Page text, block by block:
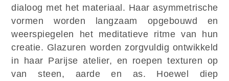
dialoog met het materiaal. Haar asymmetrische
vormen worden langzaam opgebouwd en
weerspiegelen het meditatieve ritme van hun
creatie. Glazuren worden zorgvuldig ontwikkeld
in haar Parijse atelier, en roepen texturen op
van steen, aarde en as. Hoewel diep